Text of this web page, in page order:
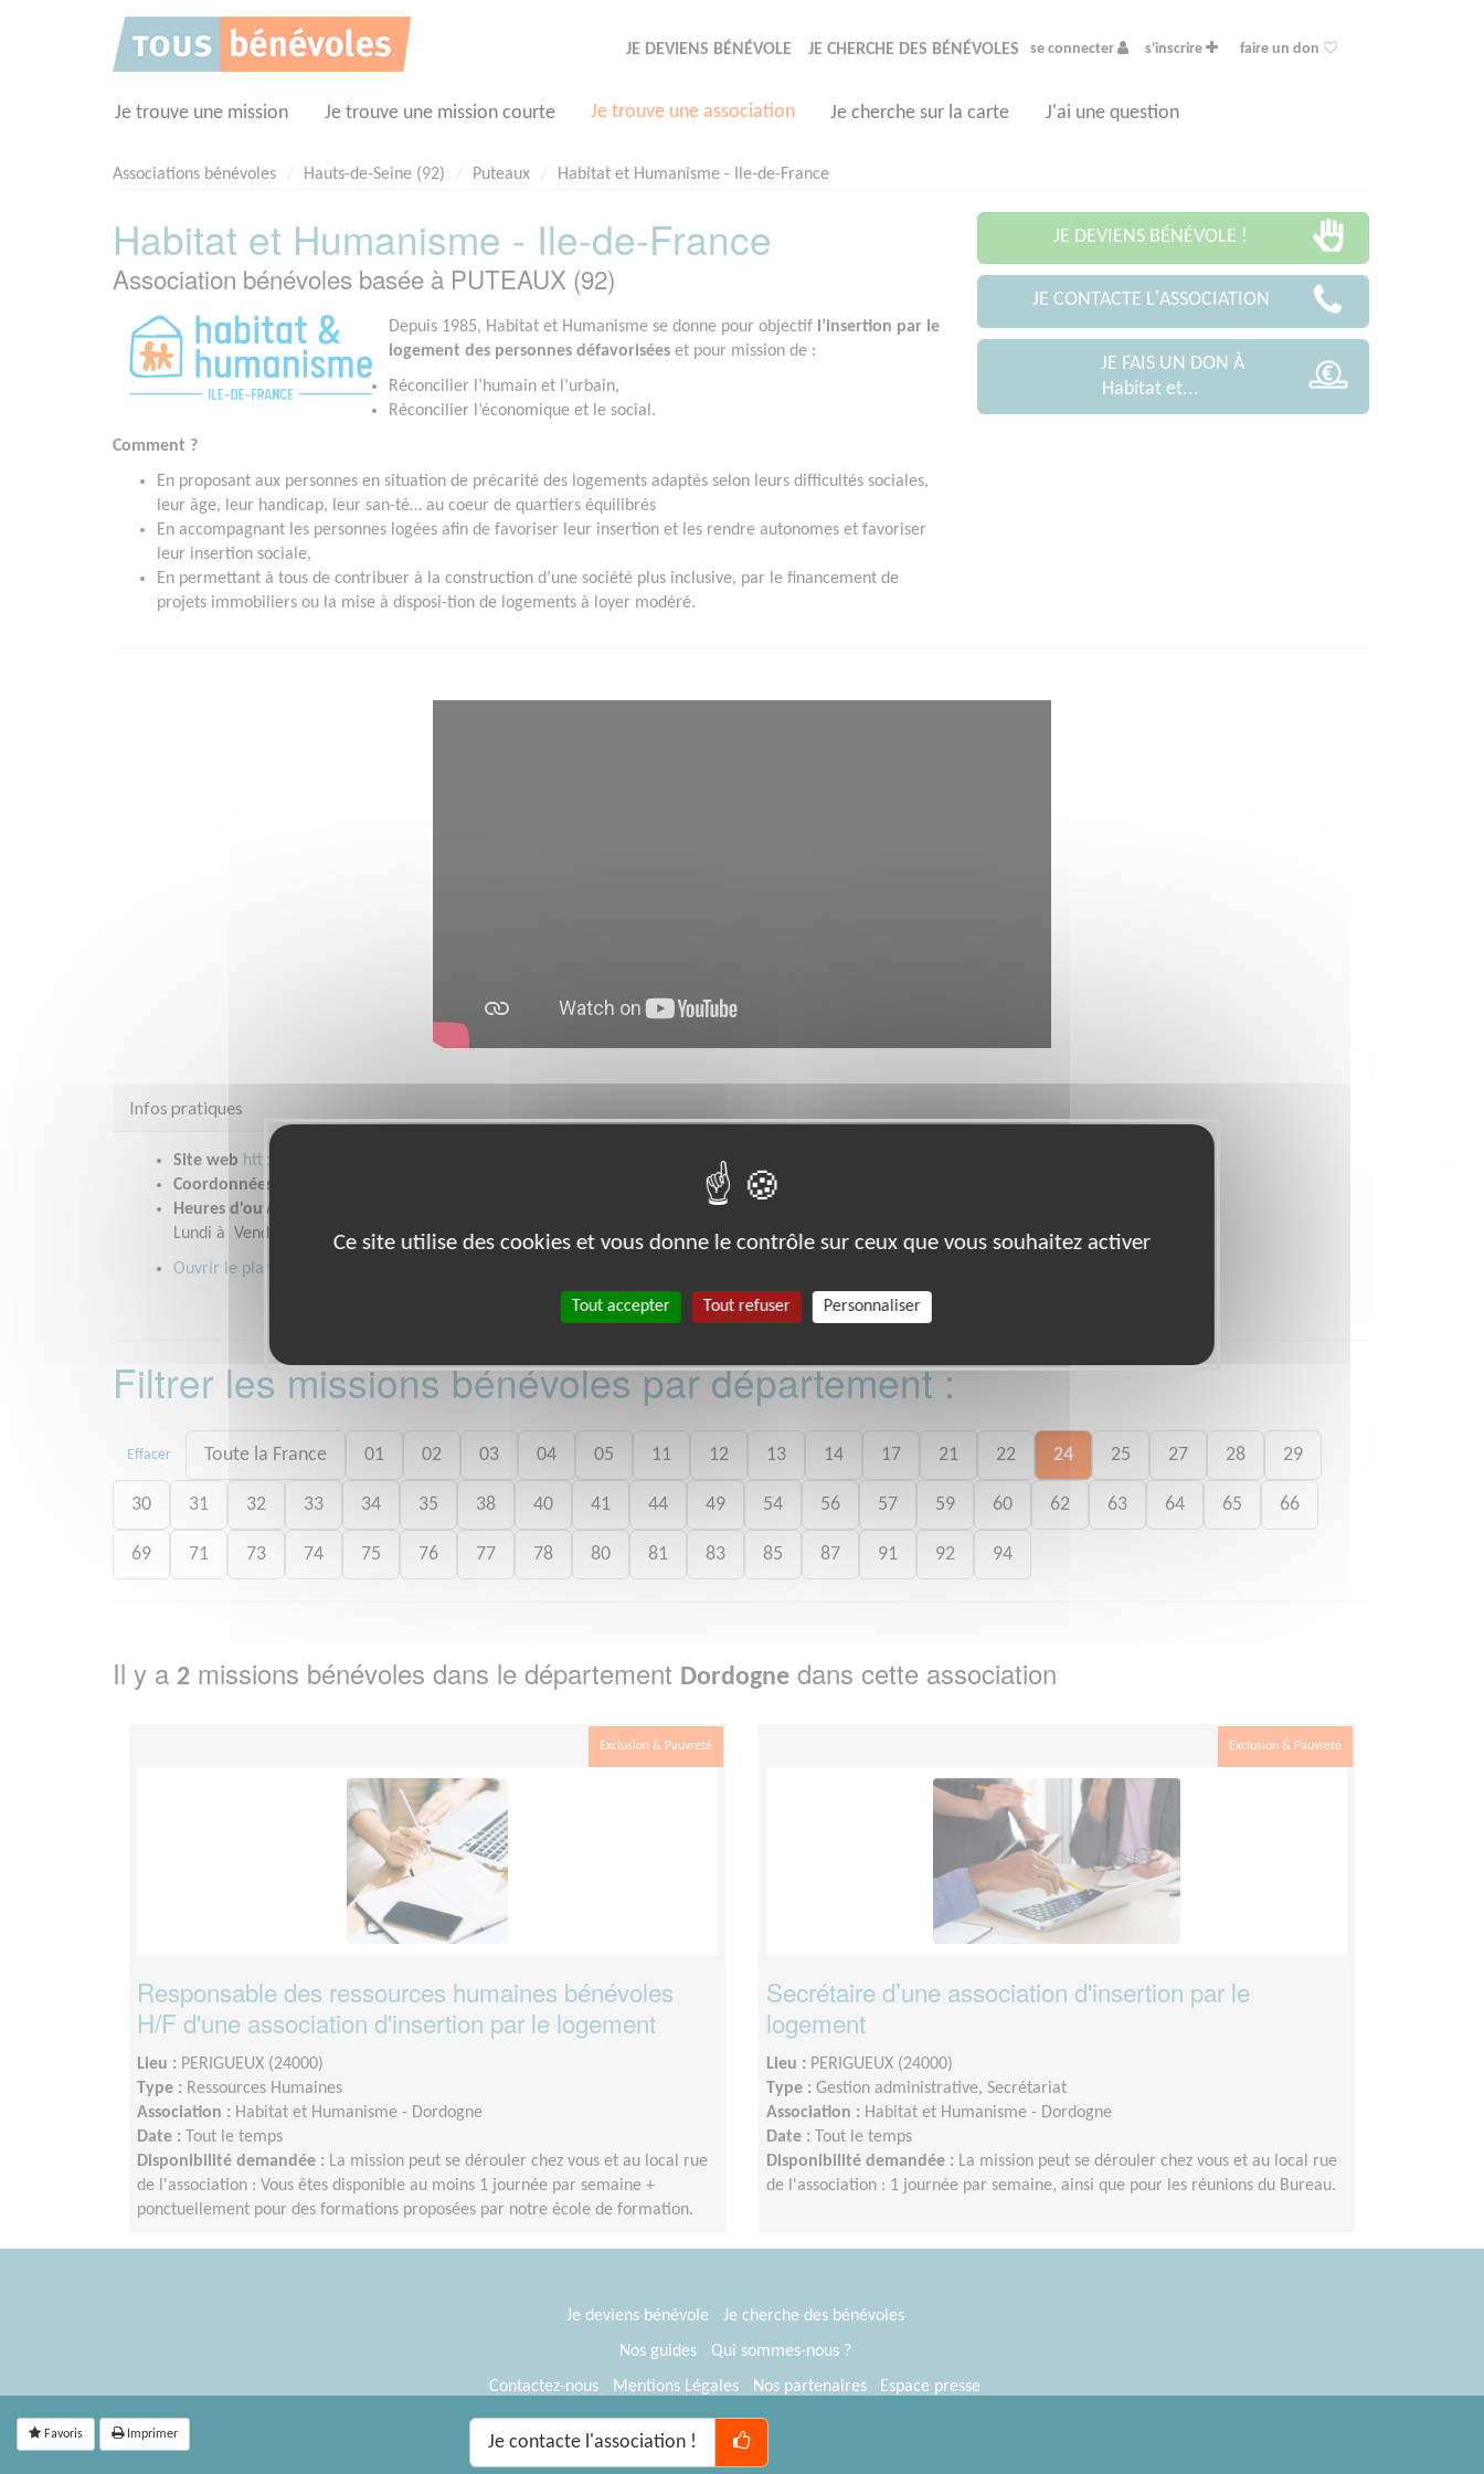
JE DEVIENS BÉNÉVOLE JE CHERCHE DES BÉNÉVOLES se connecter s'inscrire faire un don
Je trouve une mission Je trouve une mission courte Je trouve une association Je cherche sur la carte J'ai une question
Associations bénévoles Hauts-de-Seine (92) Puteaux Habitat et Humanisme - Ile-de-France
Habitat et Humanisme - Ile-de-France
Association bénévoles basée à PUTEAUX (92)
Depuis 1985, Habitat et Humanisme se donne pour objectif l’insertion par le
logement des personnes défavorisées et pour mission de :
Réconcilier l’humain et l’urbain,
Réconcilier l’économique et le social.
Comment ?
En proposant aux personnes en situation de précarité des logements adaptés selon leurs difficultés sociales,
leur âge, leur handicap, leur san-té… au coeur de quartiers équilibrés
En accompagnant les personnes logées afin de favoriser leur insertion et les rendre autonomes et favoriser
leur insertion sociale,
En permettant à tous de contribuer à la construction d’une société plus inclusive, par le financement de
projets immobiliers ou la mise à disposi-tion de logements à loyer modéré.
JE DEVIENS BÉNÉVOLE !
JE CONTACTE L'ASSOCIATION
JE FAIS UN DON À
Habitat et...
Infos pratiques
Site web https://www.habitat-humanisme.org/
Coordonnées
Heures d'ouverture
Lundi à Vendredi 9 h / 17 h
Ouvrir le plan d'accès
Filtrer les missions bénévoles par département :
Effacer Toute la France 01 02 03 04 05 11 12 13 14 17 21 22 24 25 27 28 29
30 31 32 33 34 35 38 40 41 44 49 54 56 57 59 60 62 63 64 65 66
69 71 73 74 75 76 77 78 80 81 83 85 87 91 92 94
Il y a 2 missions bénévoles dans le département Dordogne dans cette association
Exclusion & Pauvreté
Responsable des ressources humaines bénévoles
H/F d'une association d'insertion par le logement
Lieu : PERIGUEUX (24000)
Type : Ressources Humaines
Association : Habitat et Humanisme - Dordogne
Date :
Tout le temps
Disponibilité demandée : La mission peut se dérouler chez vous et au local rue
de l'association : Vous êtes disponible au moins 1 journée par semaine +
ponctuellement pour des formations proposées par notre école de formation.
Exclusion & Pauvreté
Secrétaire d’une association d'insertion par le
logement
Lieu : PERIGUEUX (24000)
Type : Gestion administrative, Secrétariat
Association : Habitat et Humanisme - Dordogne
Date :
Tout le temps
Disponibilité demandée : La mission peut se dérouler chez vous et au local rue
de l'association : 1 journée par semaine, ainsi que pour les réunions du Bureau.
Favoris Imprimer Je contacte l'association !
Je deviens bénévole
Je cherche des bénévoles
Nos guides
Qui sommes-nous ?
Contactez-nous
Mentions Légales Nos partenaires
Espace presse
® Tous Bénévoles 2012-2026
Ce site utilise des cookies et vous donne le contrôle sur ceux que vous souhaitez activer
Tout accepter Tout refuser Personnaliser